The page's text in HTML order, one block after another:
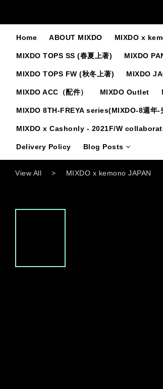
Home ABOUT MIXDO MIXDO x
MIXDO TOPS SS (春夏上著) MIXDO
MIXDO TOPS FW (秋冬上著) MIXDO
MIXDO ACC（配件） MIXDO Outlet
MIXDO 8TH-FREYA series(MIXDO-8週年-
MIXDO x Cashonly - 2021F/W
Delivery Policy Blog Posts
View All > MIXDO x kemono JAPAN